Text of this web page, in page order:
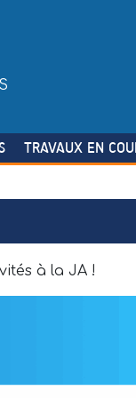
TRAVAUX EN
à la JA !